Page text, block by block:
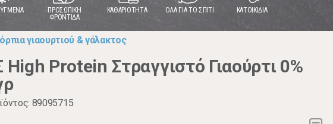
ΠΡΟΣΩΠΙΚΗ
ΦΡΟΝΤΙΔΑ
ΚΑΘΑΡΙΟΤΗΤΑ ΟΛΑ ΓΙΑ ΤΟ ΣΠΙΤΙ ΚΑΤΟΙΚΙΔΙΑ
γιαουρτιού & γάλακτος
High Protein Στραγγιστό Γιαούρτι 0%
89095715